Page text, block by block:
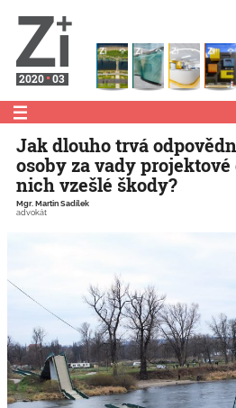
2020 03
Jak dlouho trvá
osoby za vady
nich vzešlé škody?
Mgr. Martin Sadílek
advokát